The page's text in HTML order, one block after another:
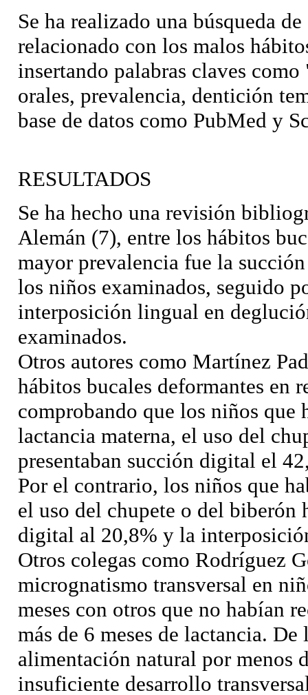
Se ha realizado una búsqueda
relacionado con los malos
insertando palabras claves
orales, prevalencia, dentición
base de datos como PubMed y
RESULTADOS
Se ha hecho una revisión
Alemán (7), entre los hábitos
mayor prevalencia fue la
los niños examinados, seguido
interposición lingual en
examinados.
Otros autores como Martínez
hábitos bucales deformantes en
comprobando que los niños que
lactancia materna, el uso del
presentaban succión digital el
Por el contrario, los niños que
el uso del chupete o del
digital al 20,8% y la
Otros colegas como Rodríguez
micrognatismo transversal en
meses con otros que no habían
más de 6 meses de lactancia.
alimentación natural por menos
insuficiente desarrollo